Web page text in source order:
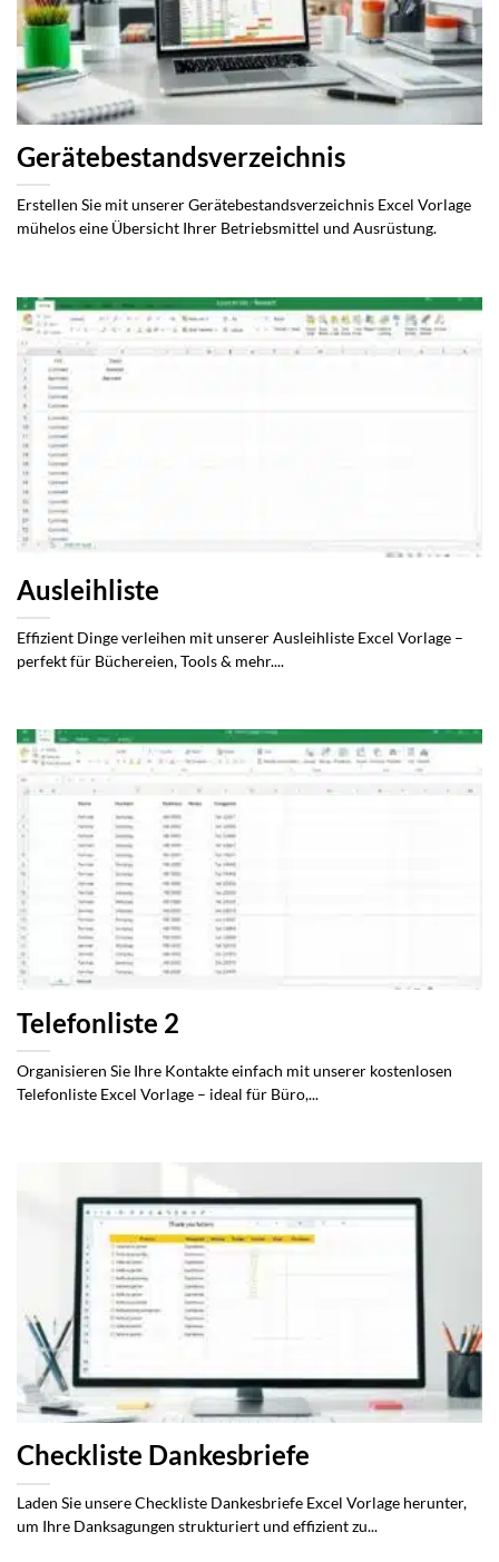
Gerätebestandsverzeichnis
Erstellen Sie mit unserer Gerätebestandsverzeichnis Excel Vorlage
mühelos eine Übersicht Ihrer Betriebsmittel und Ausrüstung.
Ausleihliste
Effizient Dinge verleihen mit unserer Ausleihliste Excel Vorlage –
perfekt für Büchereien, Tools & mehr....
Telefonliste 2
Organisieren Sie Ihre Kontakte einfach mit unserer kostenlosen
Telefonliste Excel Vorlage – ideal für Büro,...
Checkliste Dankesbriefe
Laden Sie unsere Checkliste Dankesbriefe Excel Vorlage herunter,
um Ihre Danksagungen strukturiert und effizient zu...